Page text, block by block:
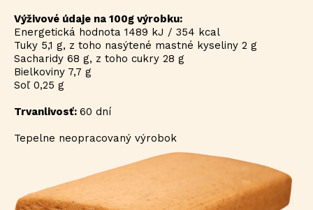
Výživové údaje na 100g výrobku:
Energetická hodnota 1489 kJ / 354 kcal
Tuky 5,1 g, z toho nasýtené mastné kyseliny 2 g
Sacharidy 68 g, z toho cukry 28 g
Bielkoviny 7,7 g
Soľ 0,25 g
Trvanlivosť: 60 dní
Tepelne neopracovaný výrobok